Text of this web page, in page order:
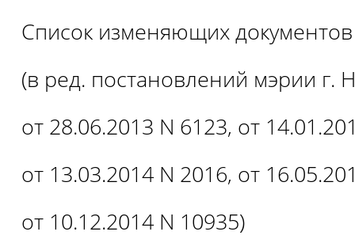
Список изменяющих документов
(в ред. постановлений мэрии г.
от 28.06.2013 N 6123, от
от 13.03.2014 N 2016, от
от 10.12.2014 N 10935)